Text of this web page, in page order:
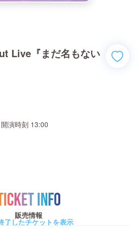
Live『まだ名もない
演時刻 13:00
INFO
販売情報
了したチケットを表示